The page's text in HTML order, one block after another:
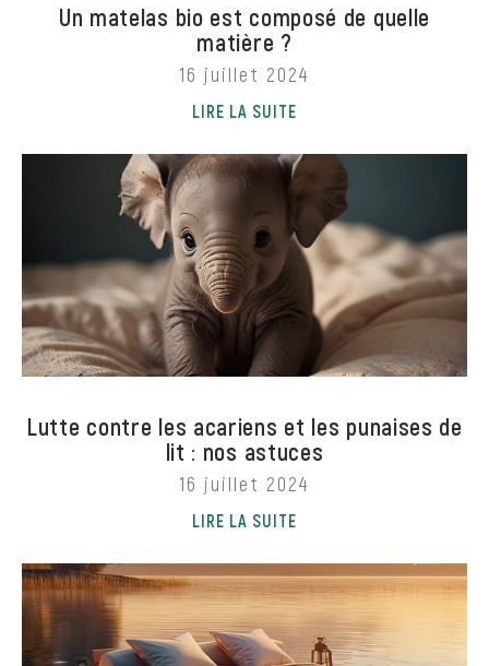
Un matelas bio est composé de quelle
matière ?
16 juillet 2024
LIRE LA SUITE
Lutte contre les acariens et les punaises de
lit : nos astuces
16 juillet 2024
LIRE LA SUITE